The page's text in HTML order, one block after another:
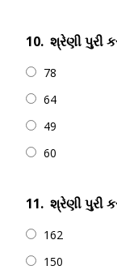
10. શ્રેણી પુરી
78
64
49
60
11. શ્રેણી પુરી
162
150